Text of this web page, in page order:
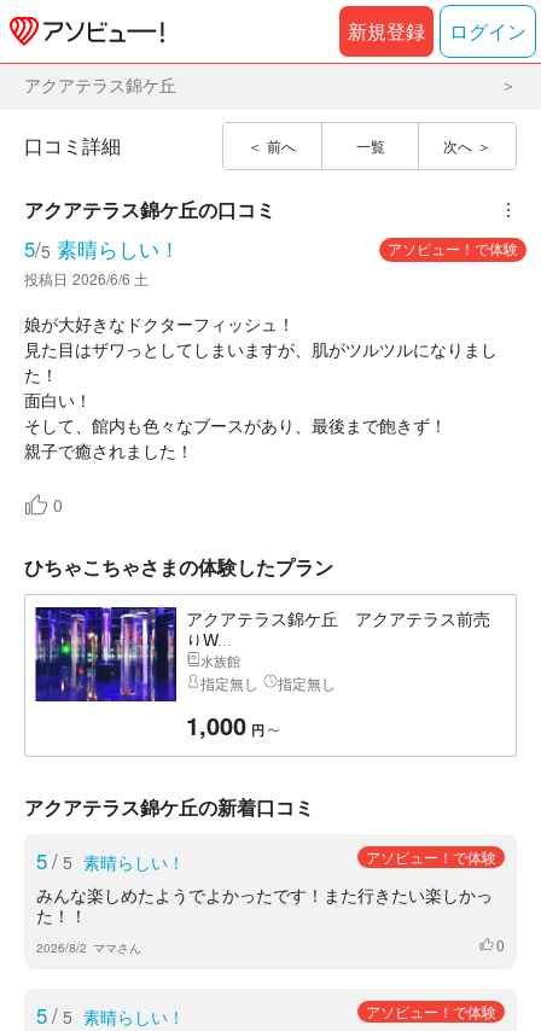
新規登録 ログイン
アクアテラス錦ケ丘
前へ 一覧 次へ
口コミ詳細
アクアテラス錦ケ丘の口コミ ︙
5/5 素晴らしい！
アソビュー！で体験
投稿日 2026/6/6 土
娘が大好きなドクターフィッシュ！
見た目はザワっとしてしまいますが、肌がツルツルになりまし
た！
面白い！
そして、館内も色々なブースがあり、最後まで飽きず！
親子で癒されました！
0
ひちゃこちゃさまの体験したプラン
アクアテラス錦ケ丘 アクアテラス前売
りW...
水族館
指定無し 指定無し
1,000 円 〜
アクアテラス錦ケ丘の新着口コミ
5/ 5 素晴らしい！ アソビュー！で体験
みんな楽しめたようでよかったです！また行きたい楽しかっ
た！！
2026/8/2 ママさん いいね
0
5/ 5 素晴らしい！ アソビュー！で体験